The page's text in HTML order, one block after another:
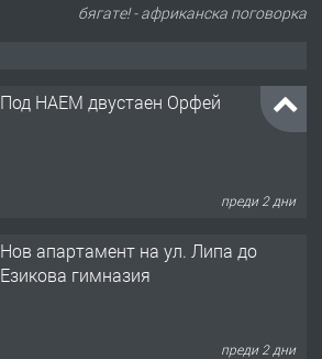
бягате! - африканска поговорка
Под НАЕМ двустаен Орфей
преди 2 дни
Нов апартамент на ул. Липа до
Езикова гимназия
преди 2 дни